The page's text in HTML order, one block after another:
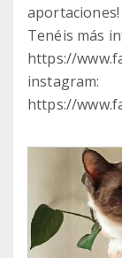
aportaciones!
Tenéis más
https://
instagram:
https://